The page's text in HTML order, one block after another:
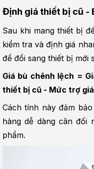
Định giá thiết bị cũ -
Sau khi mang thiết bị
kiểm tra và định giá
để đổi sang thiết bị mới
Giá bù chênh lệch =
thiết bị cũ - Mức trợ
Cách tính này đảm
hàng dễ dàng cân đối
phẩm.